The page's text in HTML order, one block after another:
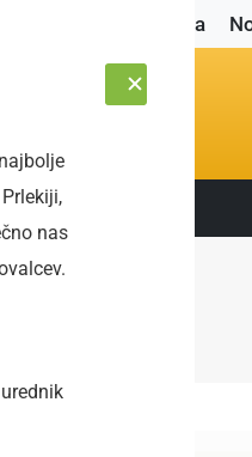
Naslovnica
nam:
nas